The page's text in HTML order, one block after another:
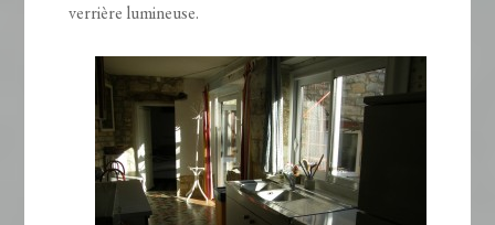
verrière lumineuse.